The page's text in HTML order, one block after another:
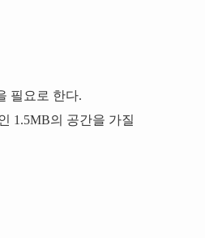
필요로 한다.
1.5MB의 공간을 가질